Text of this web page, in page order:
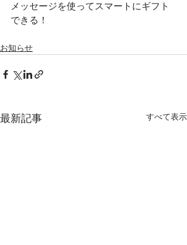
メッセージを使ってスマートにギフト
できる！
お知らせ
最新記事 すべて表示